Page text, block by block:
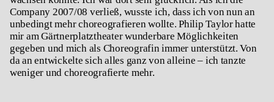
Company 2007/08 verließ, wusste ich, dass ich von nun an
unbedingt mehr choreografieren wollte. Philip Taylor hatte
mir am Gärtnerplatztheater wunderbare Möglichkeiten
gegeben und mich als Choreografin immer unterstützt. Von
da an entwickelte sich alles ganz von alleine – ich tanzte
weniger und choreografierte mehr.